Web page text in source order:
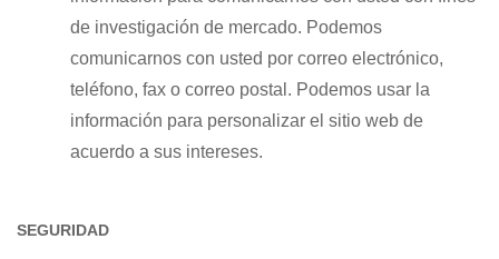
de investigación de mercado. Podemos
comunicarnos con usted por correo electrónico,
teléfono, fax o correo postal. Podemos usar la
información para personalizar el sitio web de
acuerdo a sus intereses.
SEGURIDAD